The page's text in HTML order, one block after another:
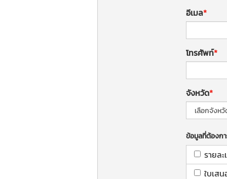
อีเมล
โทรศัพท์
จังหวัด
ข้อมูลที่ต้องก
รายล
ใบเสน